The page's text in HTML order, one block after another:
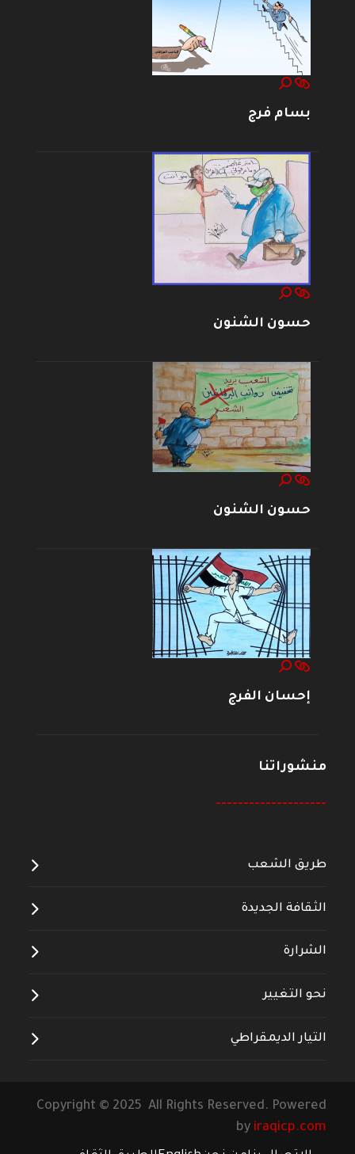
بسام فرج
حسون الشنون
حسون الشنون
إحسان الفرج
منشوراتنا
--------------------
طريق الشعب
الثقافة الجديدة
الشرارة
نحو التغيير
التيار الديمقراطي
Copyright © 2025 All Rights Reserved. Powered
by iraqicp.com